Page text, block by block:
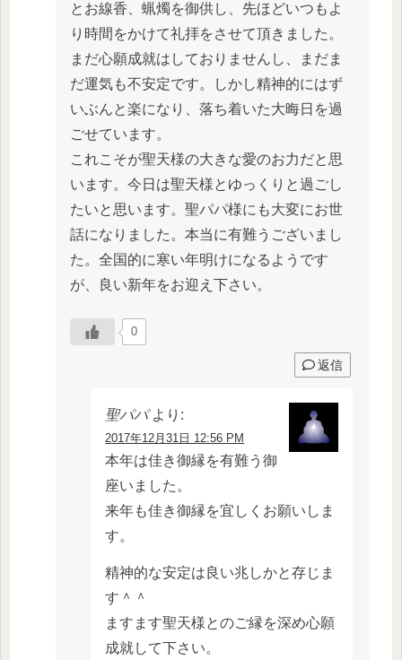
とお線香、蝋燭を御供し、先ほどいつもよ
り時間をかけて礼拝をさせて頂きました。
まだ心願成就はしておりませんし、まだま
だ運気も不安定です。しかし精神的にはず
いぶんと楽になり、落ち着いた大晦日を過
ごせています。
これこそが聖天様の大きな愛のお力だと思
います。今日は聖天様とゆっくりと過ごし
たいと思います。聖パパ様にも大変にお世
話になりました。本当に有難うございまし
た。全国的に寒い年明けになるようです
が、良い新年をお迎え下さい。
0
返信
聖パパ より:
2017年12月31日 12:56 PM
本年は佳き御縁を有難う御
座いました。
来年も佳き御縁を宜しくお願いしま
す。
精神的な安定は良い兆しかと存じま
す＾＾
ますます聖天様とのご縁を深め心願
成就して下さい。